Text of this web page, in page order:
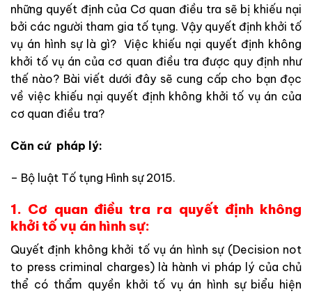
những quyết định của Cơ quan điều tra sẽ bị khiếu nại
bởi các người tham gia tố tụng. Vậy quyết định khởi tố
vụ án hình sự là gì? Việc khiếu nại quyết định không
khởi tố vụ án của cơ quan điều tra được quy định như
thế nào? Bài viết dưới đây sẽ cung cấp cho bạn đọc
về việc khiếu nại quyết định không khởi tố vụ án của
cơ quan điều tra?
Căn cứ pháp lý:
– Bộ luật Tố tụng Hình sự 2015.
1. Cơ quan điều tra ra quyết định không
khởi tố vụ án hình sự:
Quyết định không khởi tố vụ án hình sự (Decision not
to press criminal charges) là hành vi pháp lý của chủ
thể có thẩm quyền khởi tố vụ án hình sự biểu hiện